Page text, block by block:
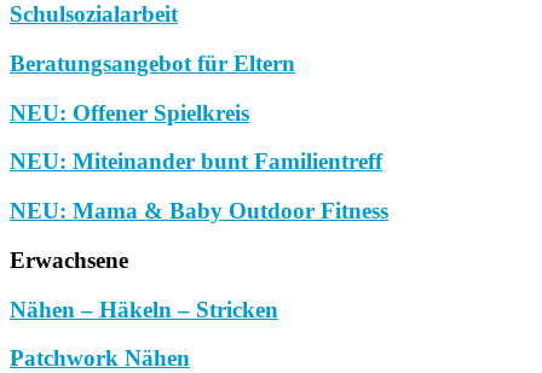
Schulsozialarbeit
Beratungsangebot für Eltern
NEU: Offener Spielkreis
NEU: Miteinander bunt Familientreff
NEU: Mama & Baby Outdoor Fitness
Erwachsene
Nähen – Häkeln – Stricken
Patchwork Nähen